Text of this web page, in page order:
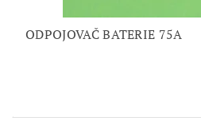
ODPOJOVAČ BATERIE 75A